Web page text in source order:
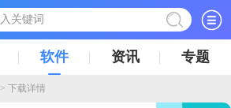
软件 资讯 专题
> 下载详情